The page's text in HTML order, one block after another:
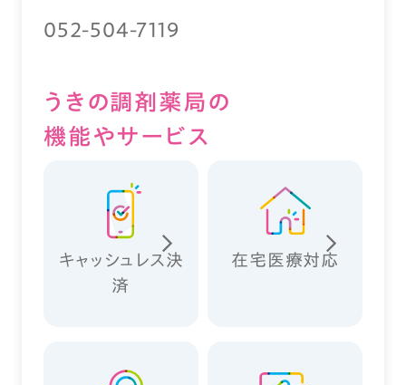
052-504-7119
うきの調剤薬局の
機能やサービス
キャッシュレス決
済
在宅医療対応